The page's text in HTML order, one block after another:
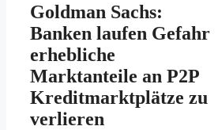
Goldman Sachs:
Banken laufen Gefahr
erhebliche
Marktanteile an P2P
Kreditmarktplätze zu
verlieren